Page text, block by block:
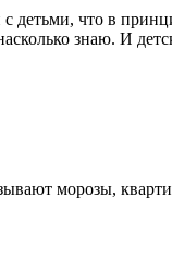
детьми, что в
знаю. И
морозы,